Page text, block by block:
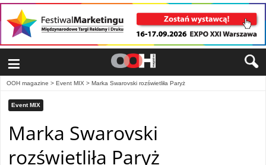
≡
OOH magazine > Event MIX > Marka Swarovski rozświetliła Paryż
Event MIX
Marka Swarovski
rozświetliła Paryż